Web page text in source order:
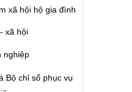
xã hội hộ gia đình
xã hội
nghiệp
Bộ chỉ số phục vụ